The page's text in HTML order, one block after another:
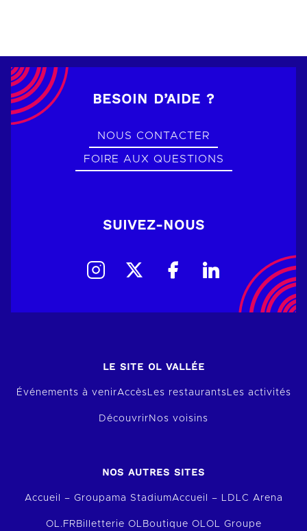
BESOIN D’AIDE ?
NOUS CONTACTER
FOIRE AUX QUESTIONS
SUIVEZ-NOUS
LE SITE OL VALLÉE
Événements à venirAccèsLes restaurantsLes activités
Découvrir Nos voisins
NOS AUTRES SITES
Accueil – Groupama StadiumAccueil – LDLC Arena
OL.FR Billetterie OL Boutique OLOL Groupe